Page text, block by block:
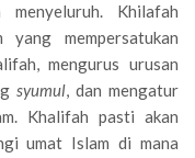
menyeluruh. Khilafah
yang mempersatukan
mengurus urusan
syumul, dan mengatur
Khalifah pasti akan
umat Islam di mana